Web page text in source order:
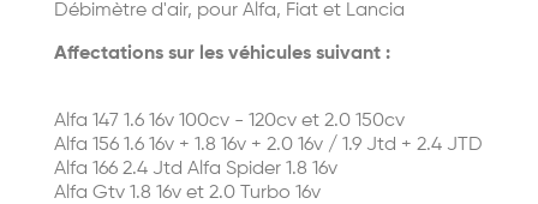
Débimètre d'air, pour Alfa, Fiat et Lancia
Affectations sur les véhicules suivant :
Alfa 147 1.6 16v 100cv - 120cv et 2.0 150cv
Alfa 156 1.6 16v + 1.8 16v + 2.0 16v / 1.9 Jtd + 2.4 JTD
Alfa 166 2.4 Jtd Alfa Spider 1.8 16v
Alfa Gtv 1.8 16v et 2.0 Turbo 16v